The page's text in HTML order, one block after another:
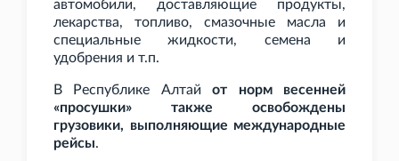
автомобили, доставляющие продукты,
лекарства, топливо, смазочные масла и
специальные жидкости, семена и
удобрения и т.п.
В Республике Алтайот норм весенней
«просушки» также освобождены
грузовики, выполняющие международные
рейсы.